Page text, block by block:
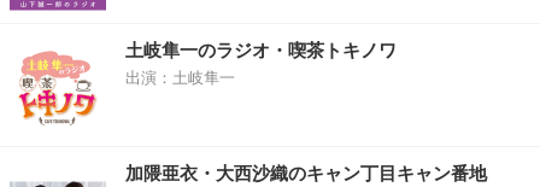
土岐隼一のラジオ・喫茶トキノワ
出演：土岐隼一
加隈亜衣・大西沙織のキャン丁目キャン番地